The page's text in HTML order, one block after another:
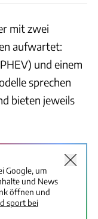
mit zwei
aufwartet:
und einem
sprechen
bieten jeweils
Google, um
und News
öffnen und
sport bei